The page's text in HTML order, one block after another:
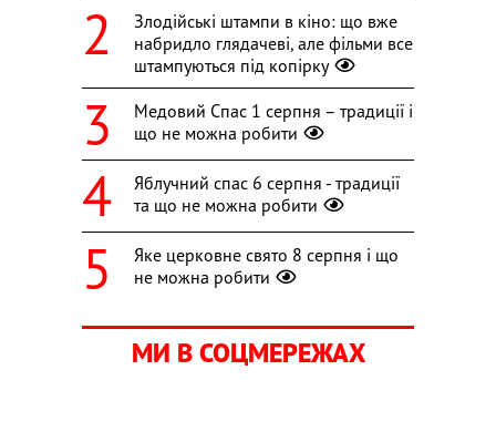
Злодійські штампи в кіно: що вже
набридло глядачеві, але фільми все
штампуються під копірку
Медовий Спас 1 серпня – традиції і
що не можна робити
Яблучний спас 6 серпня - традиції
та що не можна робити
Яке церковне свято 8 серпня і що
не можна робити
МИ В СОЦМЕРЕЖАХ